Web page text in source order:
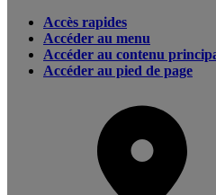
Accès rapides
Accéder au menu
Accéder au contenu
Accéder au pied de page